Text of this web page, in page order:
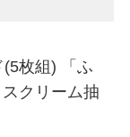
枚組) 「ふ
クリーム抽